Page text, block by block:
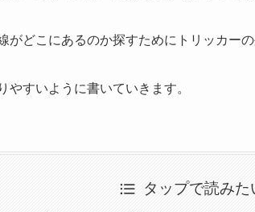
がどこにあるのか探すためにトリッカーの
やすいように書いていきます。
タップで読み